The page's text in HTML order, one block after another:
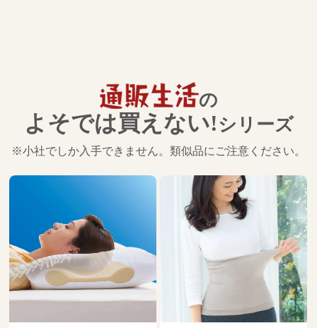
の
よそでは買えない!シリーズ
※小社でしか入手できません。類似品にご注意ください。